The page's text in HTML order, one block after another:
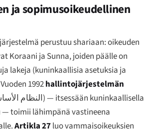
ja sopimusoikeudellinen
perustuu shariaan: oikeuden
Koraani ja Sunna, joiden päälle on
lakeja (kuninkaallisia asetuksia ja
1992hallintojärjestelmän
النظام) — itsessään kuninkaallisella
— toimii lähimpänä vastineena
Artikla 27luo vammaisoikeuksien